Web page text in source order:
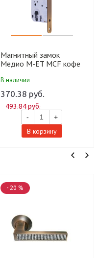
Магнитный замок
Медио М-ET MCF кофе
шт)
В наличии
370.38 руб.
493.84 руб.
-
+
В корзину
- 20 %